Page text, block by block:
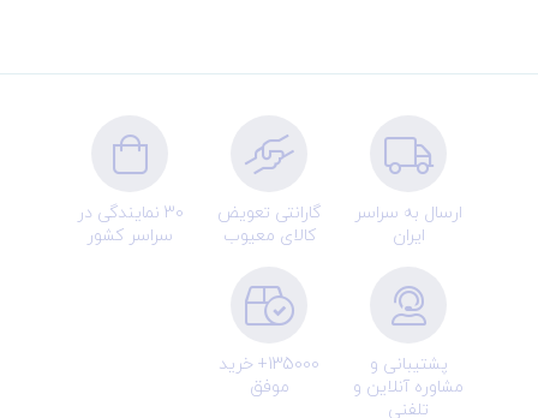
ارسال به سراسر
ایران
گارانتی تعویض
کالای معیوب
30 نمایندگی در
سراسر کشور
پشتیبانی و
مشاوره آنلاین و
تلفنی
135000+ خرید
موفق